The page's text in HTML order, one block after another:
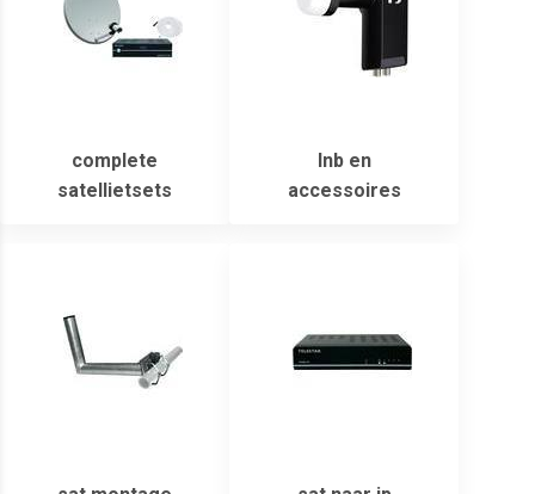
complete
satellietsets
lnb en
accessoires